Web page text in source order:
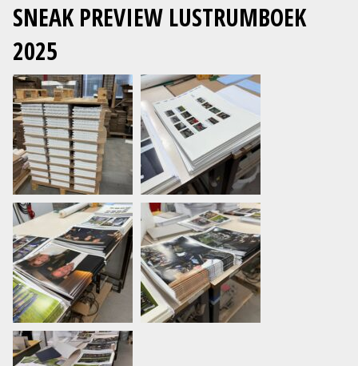
SNEAK PREVIEW LUSTRUMBOEK
2025